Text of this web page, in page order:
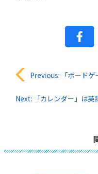
投
稿
Previous: 「ボードゲーム」は
Next: 「カレンダー」は英語で何ていう